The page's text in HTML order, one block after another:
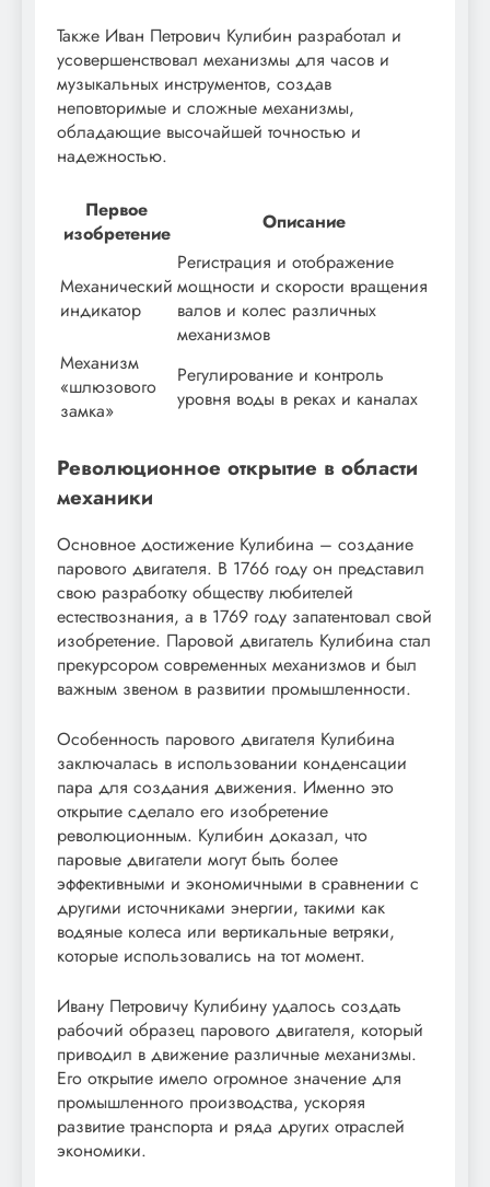
Также Иван Петрович Кулибин разработал и
усовершенствовал механизмы для часов и
музыкальных инструментов, создав
неповторимые и сложные механизмы,
обладающие высочайшей точностью и
надежностью.
Первое
изобретение
Описание
Механический
индикатор
Регистрация и отображение
мощности и скорости вращения
валов и колес различных
механизмов
Механизм
«шлюзового
замка»
Регулирование и контроль
уровня воды в реках и каналах
Революционное открытие в области
механики
Основное достижение Кулибина – создание
парового двигателя. В 1766 году он представил
свою разработку обществу любителей
естествознания, а в 1769 году запатентовал свой
изобретение. Паровой двигатель Кулибина стал
прекурсором современных механизмов и был
важным звеном в развитии промышленности.
Особенность парового двигателя Кулибина
заключалась в использовании конденсации
пара для создания движения. Именно это
открытие сделало его изобретение
революционным. Кулибин доказал, что
паровые двигатели могут быть более
эффективными и экономичными в сравнении с
другими источниками энергии, такими как
водяные колеса или вертикальные ветряки,
которые использовались на тот момент.
Ивану Петровичу Кулибину удалось создать
рабочий образец парового двигателя, который
приводил в движение различные механизмы.
Его открытие имело огромное значение для
промышленного производства, ускоряя
развитие транспорта и ряда других отраслей
экономики.